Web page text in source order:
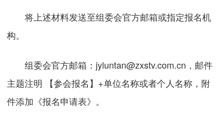
将上述材料发送至组委会官方邮箱或指定报名机
构。
组委会官方邮箱：jyluntan@zxstv.com.cn，邮件
主题注明 【参会报名】+单位名称或者个人名称，附
件添加《报名申请表》。